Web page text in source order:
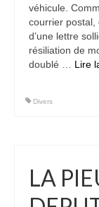
véhicule.
courrier postal,
d’une lettre
résiliation de
doublé … Lire
Divers
LA